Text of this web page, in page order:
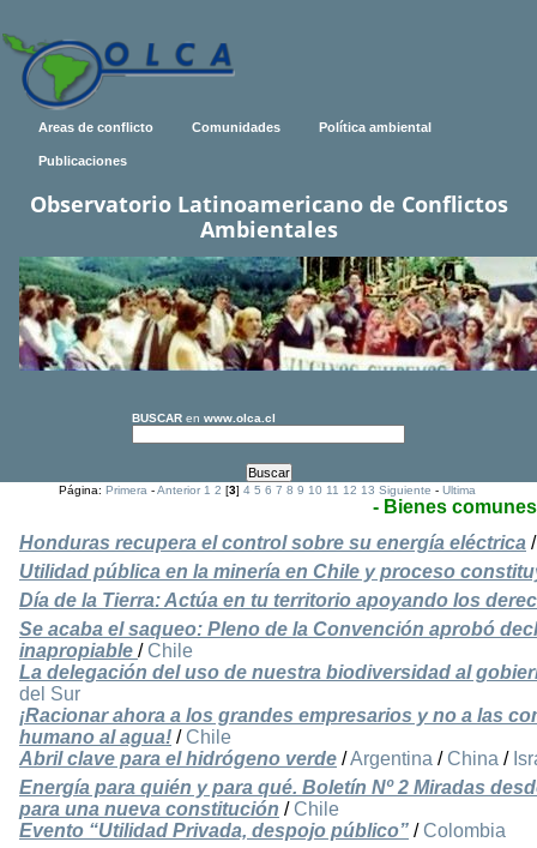
Areas de conflicto Comunidades Política ambiental
Publicaciones
Observatorio Latinoamericano de Conflictos
Ambientales
BUSCAR en www.olca.cl
Página:Primera -Anterior 1 2 [3]4 5 6 7 8 9 10 11 12 13 Siguiente -Ultima
- Bienes comunes
Honduras recupera el control sobre su energía eléctrica
Utilidad pública en la minería en Chile y proceso
Día de la Tierra: Actúa en tu territorio apoyando los
Se acaba el saqueo: Pleno de la Convención aprobó
inapropiable / Chile
La delegación del uso de nuestra biodiversidad al
del Sur
¡Racionar ahora a los grandes empresarios y no a las
humano al agua! / Chile
Abril clave para el hidrógeno verde /Argentina / China /
Energía para quién y para qué. Boletín Nº 2 Miradas
para una nueva constitución / Chile
Evento “Utilidad Privada, despojo público” / Colombia